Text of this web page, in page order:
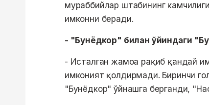
мураббийлар штабининг
имконни беради.
- "Бунёдкор" билан ўйиндаги
- Исталган жамоа рақиб қандай
имконият қолдирмади. Биринчи
"Бунёдкор" ўйнашга берганди,